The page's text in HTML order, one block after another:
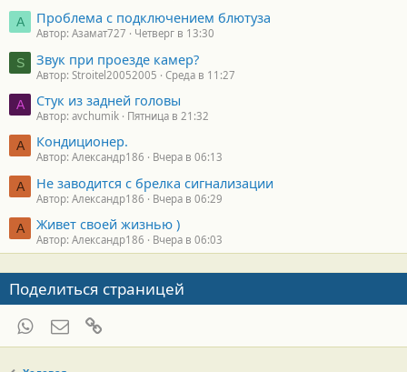
А Проблема с подключением блютуза
Автор: Азамат727 Четверг в 13:30
S Звук при проезде камер?
Автор: Stroitel20052005 Среда в 11:27
A Стук из задней головы
Автор: avchumik Пятница в 21:32
А Кондиционер.
Автор: Александр186 Вчера в 06:13
А Не заводится с брелка сигнализации
Автор: Александр186 Вчера в 06:29
А Живет своей жизнью )
Автор: Александр186 Вчера в 06:03
Поделиться страницей
WhatsAppЭлектронная почта